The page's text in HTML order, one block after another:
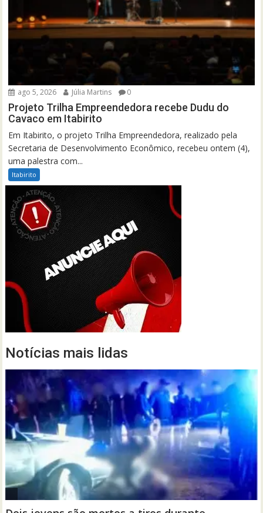
ago 5, 2026 Júlia Martins 0
Projeto Trilha Empreendedora recebe Dudu do
Cavaco em Itabirito
Em Itabirito, o projeto Trilha Empreendedora, realizado pela
Secretaria de Desenvolvimento Econômico, recebeu ontem (4),
uma palestra com...
Itabirito
Notícias mais lidas